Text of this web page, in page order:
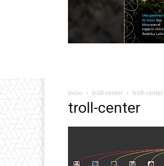
Inicio troll-center troll-center
troll-center